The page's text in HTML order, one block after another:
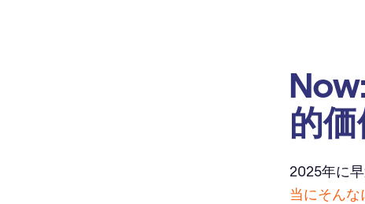
的
2025年に
当にそんな